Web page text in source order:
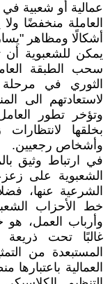
عمالية أو شعبية
العاملة منخفضًا
أشكالًا ومظاهر
يمكن للشعبوية
سحب الطبقة
الثوري في
لاستعادتهم الى
وتؤخر تطور
بخلقها
وأشخاص رجعيين.
في ارتباط وثيق
الشعبوية على
الشرعية عنها،
خط الأحزاب
غالبًا تحت ذريعة
المستبعدة من
العمالية